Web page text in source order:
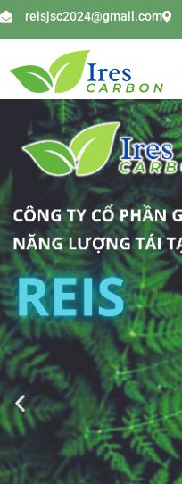
reisjsc2024@gmail.com